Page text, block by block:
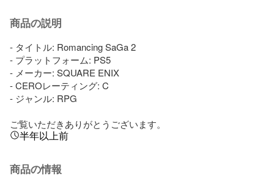
商品の説明
- タイトル: Romancing SaGa 2
- プラットフォーム: PS5
- メーカー: SQUARE ENIX
- CEROレーティング: C
- ジャンル: RPG
ご覧いただきありがとうございます。
半年以上前
商品の情報